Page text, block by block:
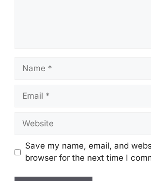
Name
Email
Website
Save my name, email, and
browser for the next time I